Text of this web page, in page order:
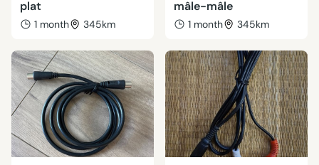
plat
1 month 345km
mâle-mâle
1 month 345km